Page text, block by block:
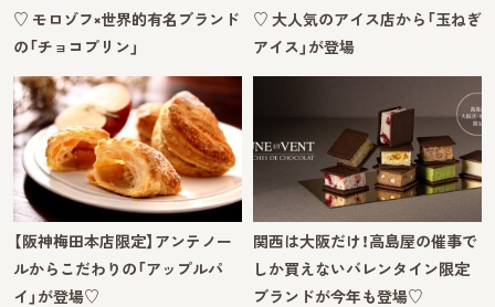
♡ モロゾフ×世界的有名ブランド
の「チョコプリン」
♡ 大人気のアイス店から「玉ねぎ
アイス」が登場
【阪神梅田本店限定】アンテノー
ルからこだわりの「アップルパ
イ」が登場♡
関西は大阪だけ！高島屋の催事で
しか買えないバレンタイン限定
ブランドが今年も登場♡